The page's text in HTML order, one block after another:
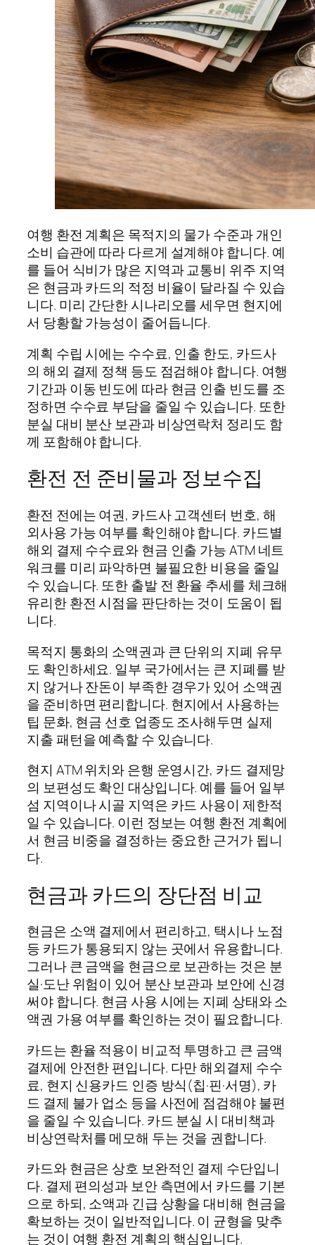
여행 환전 계획은 목적지의 물가 수준과 개인
소비 습관에 따라 다르게 설계해야 합니다. 예
를 들어 식비가 많은 지역과 교통비 위주 지역
은 현금과 카드의 적정 비율이 달라질 수 있습
니다. 미리 간단한 시나리오를 세우면 현지에
서 당황할 가능성이 줄어듭니다.
계획 수립 시에는 수수료, 인출 한도, 카드사
의 해외 결제 정책 등도 점검해야 합니다. 여행
기간과 이동 빈도에 따라 현금 인출 빈도를 조
정하면 수수료 부담을 줄일 수 있습니다. 또한
분실 대비 분산 보관과 비상연락처 정리도 함
께 포함해야 합니다.
환전 전 준비물과 정보수집
환전 전에는 여권, 카드사 고객센터 번호, 해
외사용 가능 여부를 확인해야 합니다. 카드별
해외 결제 수수료와 현금 인출 가능 ATM 네트
워크를 미리 파악하면 불필요한 비용을 줄일
수 있습니다. 또한 출발 전 환율 추세를 체크해
유리한 환전 시점을 판단하는 것이 도움이 됩
니다.
목적지 통화의 소액권과 큰 단위의 지폐 유무
도 확인하세요. 일부 국가에서는 큰 지폐를 받
지 않거나 잔돈이 부족한 경우가 있어 소액권
을 준비하면 편리합니다. 현지에서 사용하는
팁 문화, 현금 선호 업종도 조사해두면 실제
지출 패턴을 예측할 수 있습니다.
현지 ATM 위치와 은행 운영시간, 카드 결제망
의 보편성도 확인 대상입니다. 예를 들어 일부
섬 지역이나 시골 지역은 카드 사용이 제한적
일 수 있습니다. 이런 정보는 여행 환전 계획에
서 현금 비중을 결정하는 중요한 근거가 됩니
다.
현금과 카드의 장단점 비교
현금은 소액 결제에서 편리하고, 택시나 노점
등 카드가 통용되지 않는 곳에서 유용합니다.
그러나 큰 금액을 현금으로 보관하는 것은 분
실·도난 위험이 있어 분산 보관과 보안에 신경
써야 합니다. 현금 사용 시에는 지폐 상태와 소
액권 가용 여부를 확인하는 것이 필요합니다.
카드는 환율 적용이 비교적 투명하고 큰 금액
결제에 안전한 편입니다. 다만 해외결제 수수
료, 현지 신용카드 인증 방식(칩·핀·서명), 카
드 결제 불가 업소 등을 사전에 점검해야 불편
을 줄일 수 있습니다. 카드 분실 시 대비책과
비상연락처를 메모해 두는 것을 권합니다.
카드와 현금은 상호 보완적인 결제 수단입니
다. 결제 편의성과 보안 측면에서 카드를 기본
으로 하되, 소액과 긴급 상황을 대비해 현금을
확보하는 것이 일반적입니다. 이 균형을 맞추
는 것이 여행 환전 계획의 핵심입니다.